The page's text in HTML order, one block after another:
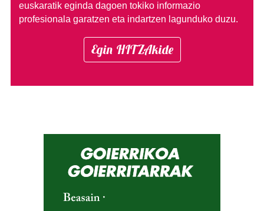
euskaratik eginda dagoen tokiko informazio
profesionala garatzen eta indartzen lagunduko duzu.
Egin HITZAkide